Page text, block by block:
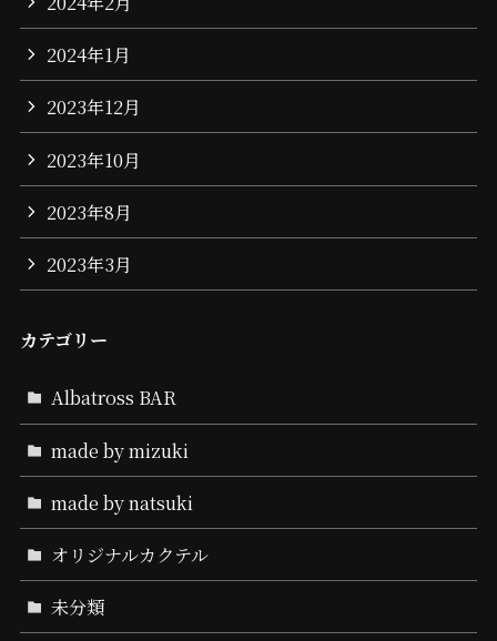
2024年1月
2023年12月
2023年10月
2023年8月
2023年3月
カテゴリー
Albatross BAR
made by mizuki
made by natsuki
オリジナルカクテル
未分類